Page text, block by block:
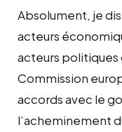
Absolument, je
acteurs
acteurs politiques
Commission
accords avec le
l’acheminement